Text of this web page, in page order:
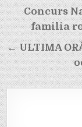
Navigare
în
articole
Concurs
familia
← ULTIMA